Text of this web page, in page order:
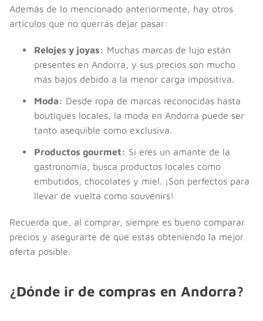
Además de lo mencionado anteriormente, hay otros
artículos que no querrás dejar pasar:
Relojes y joyas: Muchas marcas de lujo están
presentes en Andorra, y sus precios son mucho
más bajos debido a la menor carga impositiva.
Moda: Desde ropa de marcas reconocidas hasta
boutiques locales, la moda en Andorra puede ser
tanto asequible como exclusiva.
Productos gourmet: Si eres un amante de la
gastronomía, busca productos locales como
embutidos, chocolates y miel. ¡Son perfectos para
llevar de vuelta como souvenirs!
Recuerda que, al comprar, siempre es bueno comparar
precios y asegurarte de que estás obteniendo la mejor
oferta posible.
¿Dónde ir de compras en Andorra?